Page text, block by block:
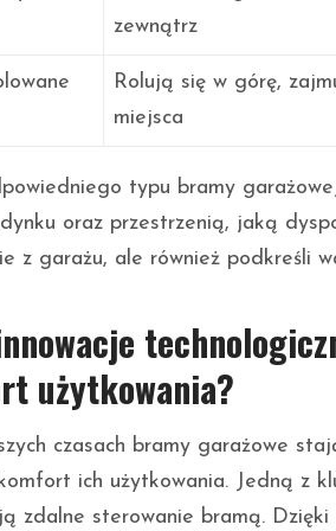
zewnątrz
Rolują się w górę,
miejsca
typu bramy
oraz przestrzenią, jaką
z garażu, ale również podkreśli
użytkowania?
czasach bramy garażowe
ich użytkowania. Jedną z
zdalne sterowanie bramą.